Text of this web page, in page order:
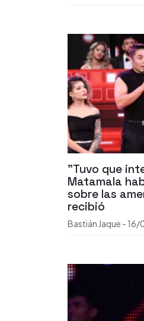
"Tuvo que
Matamala
sobre las
recibió
Bastián Jaque - 16/